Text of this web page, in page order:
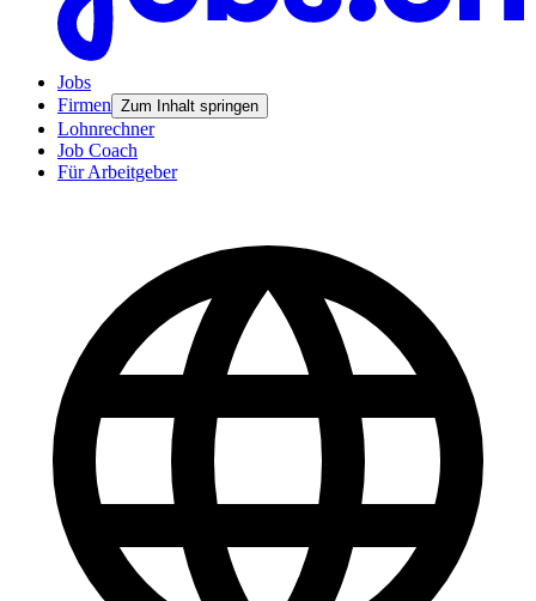
Jobs
Firmen Zum Inhalt springen
Lohnrechner
Job Coach
Für Arbeitgeber